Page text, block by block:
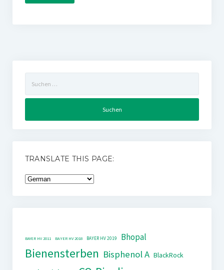
nach:
TRANSLATE THIS PAGE:
BAYER HV 2011 BAYER HV 2018 BAYER HV 2019 Bhopal
Bienensterben Bisphenol A BlackRock